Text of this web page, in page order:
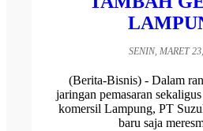
SENIN, MARET
(Berita-Bisnis) - Dalam
jaringan pemasaran
komersil Lampung, PT
baru saja